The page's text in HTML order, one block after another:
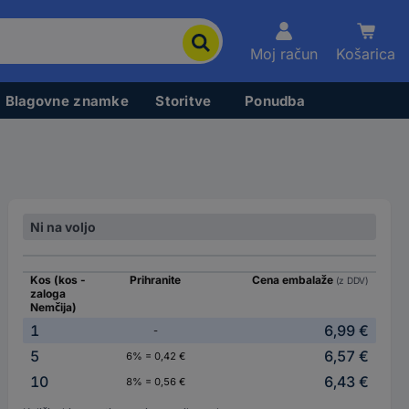
Moj račun Košarica
Blagovne znamke Storitve Ponudba
Ni na voljo
Kos (kos -
zaloga
Nemčija)
Prihranite Cena embalaže (z DDV)
1 -
6,99 €
5
6% = 0,42 €
6,57 €
10
8% = 0,56 € 6,43 €